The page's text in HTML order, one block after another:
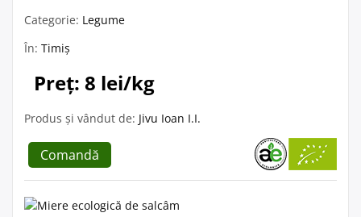
Categorie: Legume
În: Timiș
Preț: 8 lei/kg
Produs și vândut de: Jivu Ioan I.I.
Comandă